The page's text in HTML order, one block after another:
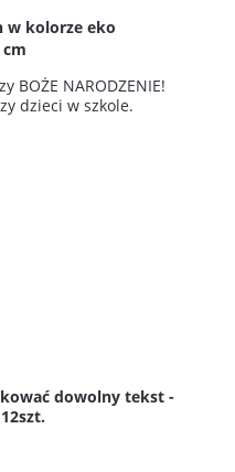
w kolorze eko
BOŻE NARODZENIE!
dzieci w szkole.
dowolny tekst -